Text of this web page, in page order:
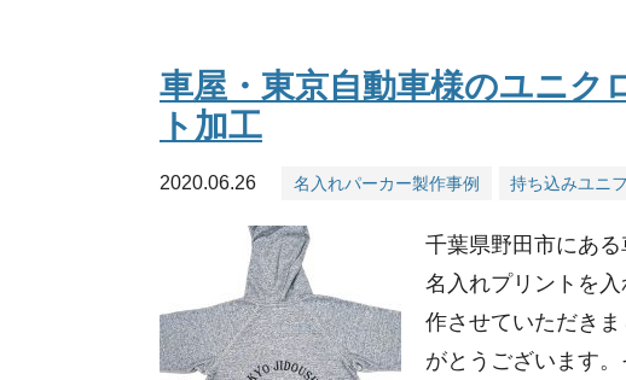
車屋・東京自動車様のユニク
ト加工
2020.06.26 名入れパーカー製作事例 持ち込みユニ
千葉県野田市にあ
名入れプリントを
作させていただき
がとうございます